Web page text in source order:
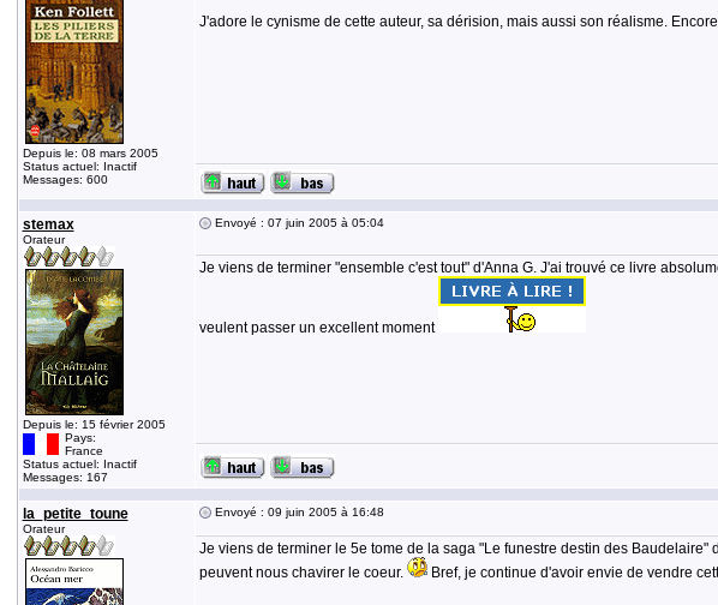
Depuis le: 08 mars 2005
Status actuel: Inactif
Messages: 600
J'adore le cynisme de cette auteur, sa dérision, mais aussi son réalisme.
stemax
Orateur
Depuis le: 15 février 2005
Pays:
France
Status actuel: Inactif
Messages: 167
Envoyé : 07 juin 2005 à 05:04
Je viens de terminer "ensemble c'est tout" d'Anna G. J'ai trouvé ce livre
veulent passer un excellent moment
la_petite_toune
Orateur
Envoyé : 09 juin 2005 à 16:48
Je viens de terminer le 5e tome de la saga "Le funestre destin des
peuvent nous chavirer le coeur.
Bref, je continue d'avoir envie de vendre